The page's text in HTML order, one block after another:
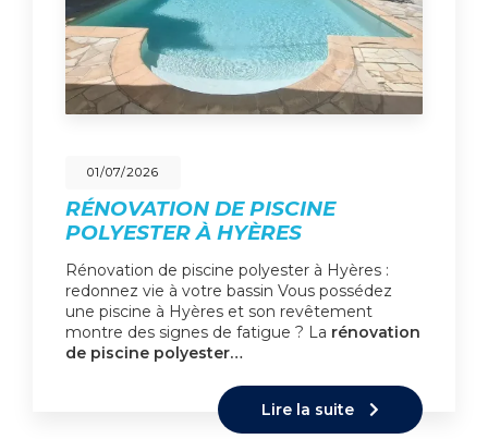
01/07/2026
RÉNOVATION DE PISCINE
POLYESTER À HYÈRES
Rénovation de piscine polyester à Hyères :
redonnez vie à votre bassin Vous possédez
une piscine à Hyères et son revêtement
montre des signes de fatigue ? La rénovation
de piscine polyester…
Lire la suite